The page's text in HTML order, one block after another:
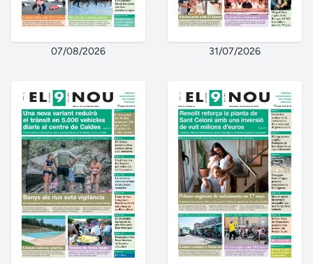
07/08/2026 31/07/2026